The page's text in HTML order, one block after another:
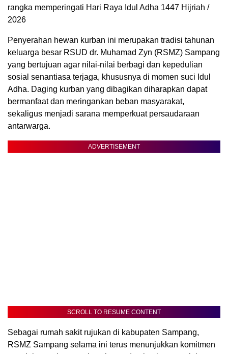
rangka memperingati Hari Raya Idul Adha 1447 Hijriah /
2026
Penyerahan hewan kurban ini merupakan tradisi tahunan
keluarga besar RSUD dr. Muhamad Zyn (RSMZ) Sampang
yang bertujuan agar nilai-nilai berbagi dan kepedulian
sosial senantiasa terjaga, khususnya di momen suci Idul
Adha. Daging kurban yang dibagikan diharapkan dapat
bermanfaat dan meringankan beban masyarakat,
sekaligus menjadi sarana memperkuat persaudaraan
antarwarga.
ADVERTISEMENT
SCROLL TO RESUME CONTENT
Sebagai rumah sakit rujukan di kabupaten Sampang,
RSMZ Sampang selama ini terus menunjukkan komitmen